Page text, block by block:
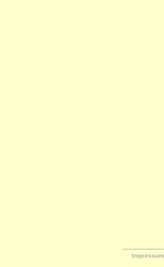
Impressum